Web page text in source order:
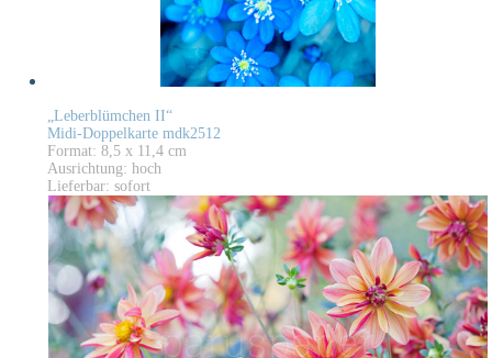
„Leberblümchen II“
Midi-Doppelkarte mdk2512
Format: 8,5 x 11,4 cm
Ausrichtung: hoch
Lieferbar: sofort